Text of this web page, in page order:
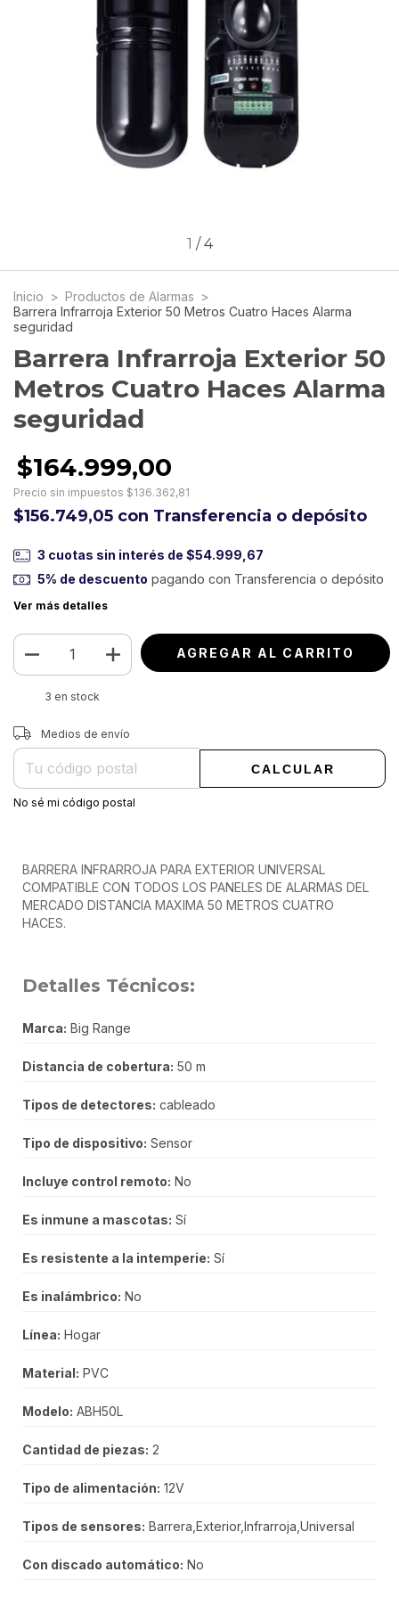
1 / 4
Inicio > Productos de Alarmas >
Barrera Infrarroja Exterior 50 Metros Cuatro Haces Alarma
seguridad
Barrera Infrarroja Exterior 50
Metros Cuatro Haces Alarma
seguridad
$164.999,00
Precio sin impuestos $136.362,81
$156.749,05 con Transferencia o depósito
3 cuotas sin interés de $54.999,67
5% de descuento pagando con Transferencia o depósito
Ver más detalles
3 en stock
Entregas para el CP:
Medios de envío
CALCULAR
No sé mi código postal
BARRERA INFRARROJA PARA EXTERIOR UNIVERSAL
COMPATIBLE CON TODOS LOS PANELES DE ALARMAS DEL
MERCADO DISTANCIA MAXIMA 50 METROS CUATRO
HACES.
Detalles Técnicos:
Marca: Big Range
Distancia de cobertura: 50 m
Tipos de detectores: cableado
Tipo de dispositivo: Sensor
Incluye control remoto: No
Es inmune a mascotas: Sí
Es resistente a la intemperie: Sí
Es inalámbrico: No
Línea: Hogar
Material: PVC
Modelo: ABH50L
Cantidad de piezas: 2
Tipo de alimentación: 12V
Tipos de sensores: Barrera,Exterior,Infrarroja,Universal
Con discado automático: No